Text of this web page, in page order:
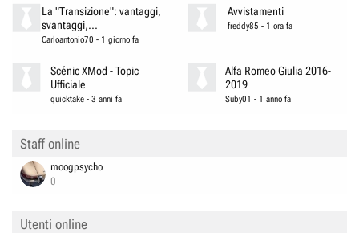
La "Transizione": vantaggi,
svantaggi,...
Carloantonio70 - 1 giorno fa
Avvistamenti
freddy85 - 1 ora fa
Scénic XMod - Topic
Ufficiale
quicktake -3 anni fa
Alfa Romeo Giulia 2016-
2019
Suby01 - 1 anno fa
Staff online
moogpsycho
0
Utenti online